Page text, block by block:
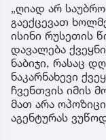
„ღიად არ
გაექცევათ
ისინი რუსეთის
დავალება
ნაბიჯი, რასაც
ნაკარნახევი
ჩვენთვის იმის
მათ არა
აგენტურას